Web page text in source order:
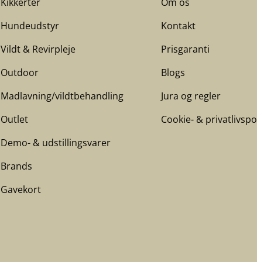
Hundeudstyr
Vildt & Revirpleje
Outdoor
Madlavning/vildtbehandling
Outlet
Demo- & udstillingsvarer
Brands
Gavekort
Kontakt
Prisgaranti
Blogs
Jura og regler
Cookie- &